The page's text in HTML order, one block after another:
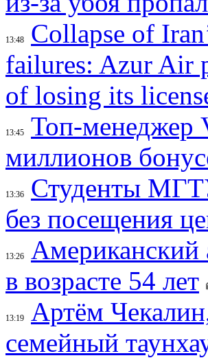
13:48
Collapse of
failures: Azur Air
of losing its
13:45
Топ-менеджер
миллионов
13:36
Студенты
без посещения
13:26
Американский
в возрасте 54 лет
13:19
Артём
семейный